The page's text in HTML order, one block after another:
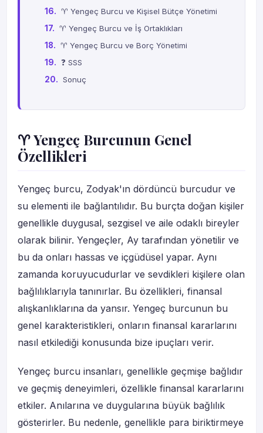
♈ Yengeç Burcu ve Kişisel Bütçe Yönetimi
♈ Yengeç Burcu ve İş Ortaklıkları
♈ Yengeç Burcu ve Borç Yönetimi
❓ SSS
Sonuç
♈ Yengeç Burcunun Genel
Özellikleri
Yengeç burcu, Zodyak'ın dördüncü burcudur ve
su elementi ile bağlantılıdır. Bu burçta doğan kişiler
genellikle duygusal, sezgisel ve aile odaklı bireyler
olarak bilinir. Yengeçler, Ay tarafından yönetilir ve
bu da onları hassas ve içgüdüsel yapar. Aynı
zamanda koruyucudurlar ve sevdikleri kişilere olan
bağlılıklarıyla tanınırlar. Bu özellikleri, finansal
alışkanlıklarına da yansır. Yengeç burcunun bu
genel karakteristikleri, onların finansal kararlarını
nasıl etkilediği konusunda bize ipuçları verir.
Yengeç burcu insanları, genellikle geçmişe bağlıdır
ve geçmiş deneyimleri, özellikle finansal kararlarını
etkiler. Anılarına ve duygularına büyük bağlılık
gösterirler. Bu nedenle, genellikle para biriktirmeye